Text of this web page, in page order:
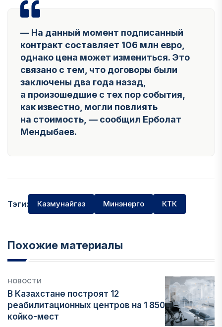
— На данный момент подписанный
контракт составляет 106 млн евро,
однако цена может измениться. Это
связано с тем, что договоры были
заключены два года назад,
а произошедшие с тех пор события,
как известно, могли повлиять
на стоимость, — сообщил Ерболат
Мендыбаев.
Тэги: Казмунайгаз Минэнерго КТК
Похожие материалы
НОВОСТИ
В Казахстане построят 12
реабилитационных центров на 1 850
койко-мест